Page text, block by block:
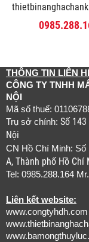
THÔNG TIN LIÊN
CÔNG TY TNHH
NỘI
Mã số thuế:
Trụ sở chính: Số
Nội
CN Hồ Chí Minh: Số
A, Thành phố Hồ Chí
Tel: 0985.288.164
Liên kết website:
www.congtyhdh.com